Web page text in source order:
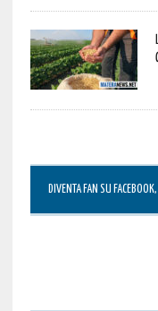
DIVENTA FAN SU